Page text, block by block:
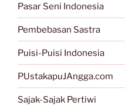
Pasar Seni Indonesia
Pembebasan Sastra
Puisi-Puisi Indonesia
PUstakapuJAngga.com
Sajak-Sajak Pertiwi